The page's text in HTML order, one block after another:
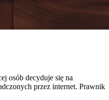
osób decyduje się na
przez internet. Prawnik